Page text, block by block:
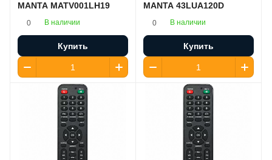
MANTA MATV001LH19
0 В наличии
Купить
MANTA 43LUA120D
0 В наличии
Купить